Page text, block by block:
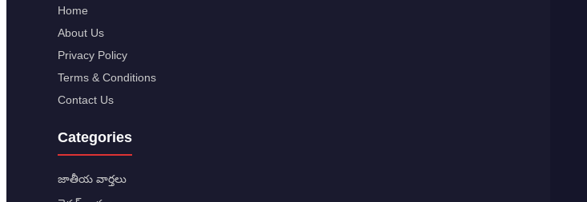
Home
About Us
Privacy Policy
Terms & Conditions
Contact Us
Categories
జాతీయ వార్తలు